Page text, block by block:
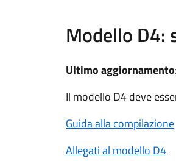
Modello D4:
Ultimo aggiornamento
Il modello D4 deve
Guida alla compilazione
Allegati al modello D4